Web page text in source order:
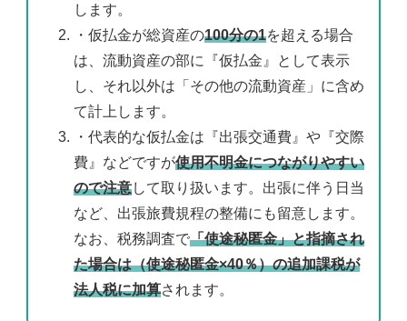
します。
・仮払金が総資産の100分の1を超える場合
は、流動資産の部に『仮払金』として表示
し、それ以外は「その他の流動資産」に含め
て計上します。
・代表的な仮払金は『出張交通費』や『交際
費』などですが使用不明金につながりやすい
ので注意して取り扱います。出張に伴う日当
など、出張旅費規程の整備にも留意します。
なお、税務調査で「使途秘匿金」と指摘され
た場合は（使途秘匿金×40％）の追加課税が
法人税に加算されます。